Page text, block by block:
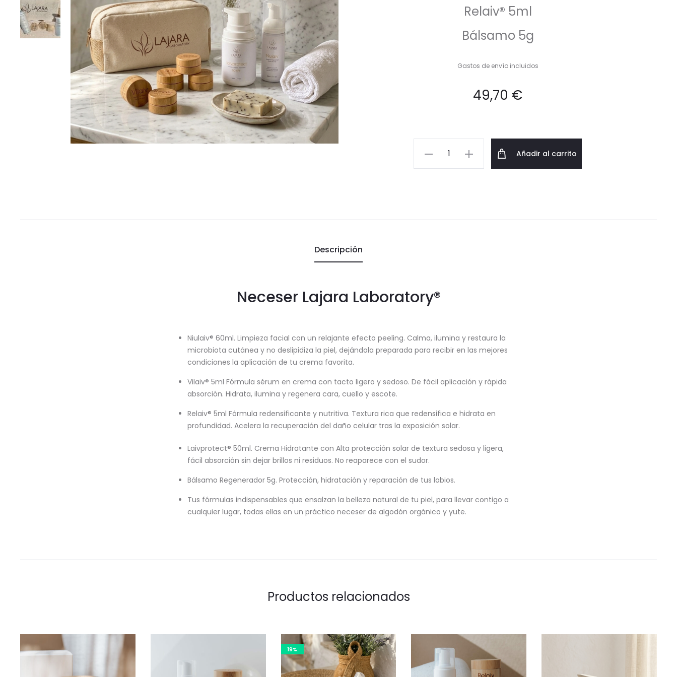
Relaiv® 5ml
Bálsamo 5g
Gastos de envío incluidos
49,70 €
Neceser
Añadir al carrito
Descripción
Neceser Lajara Laboratory®
Niulaiv® 60ml. Limpieza facial con un relajante efecto peeling. Calma, ilumina y restaura la
microbiota cutánea y no deslipidiza la piel, dejándola preparada para recibir en las mejores
condiciones la aplicación de tu crema favorita.
Vilaiv® 5ml Fórmula sérum en crema con tacto ligero y sedoso. De fácil aplicación y rápida
absorción. Hidrata, ilumina y regenera cara, cuello y escote.
Relaiv® 5ml Fórmula redensificante y nutritiva. Textura rica que redensifica e hidrata en
profundidad. Acelera la recuperación del daño celular tras la exposición solar.
Laivprotect® 50ml. Crema Hidratante con Alta protección solar de textura sedosa y ligera,
fácil absorción sin dejar brillos ni residuos. No reaparece con el sudor.
Bálsamo Regenerador 5g. Protección, hidratación y reparación de tus labios.
Tus fórmulas indispensables que ensalzan la belleza natural de tu piel, para llevar contigo a
cualquier lugar, todas ellas en un práctico neceser de algodón orgánico y yute.
Productos relacionados
19%